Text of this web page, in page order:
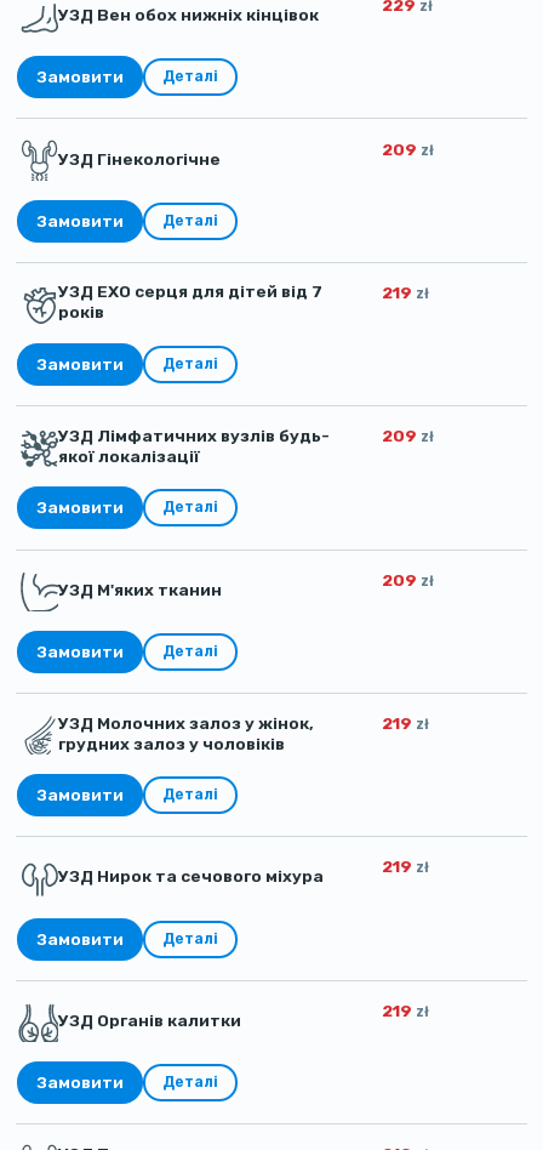
УЗД Вен обох нижніх кінцівок 229 zł
Замовити Деталі
УЗД Гінекологічне 209 zł
Замовити Деталі
УЗД ЕХО серця для дітей від 7
років
219 zł
Замовити Деталі
УЗД Лімфатичних вузлів будь-
якої локалізації
209 zł
Замовити Деталі
УЗД М'яких тканин 209 zł
Замовити Деталі
УЗД Молочних залоз у жінок,
грудних залоз у чоловіків
219 zł
Замовити Деталі
УЗД Нирок та сечового міхура 219 zł
Замовити Деталі
УЗД Органів калитки 219 zł
Замовити Деталі